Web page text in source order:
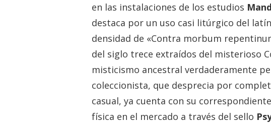
en las instalaciones de los estudios
destaca por un uso casi litúrgico del
densidad de «Contra morbum
del siglo trece extraídos del misterioso
misticismo ancestral verdaderamente
coleccionista, que desprecia por
casual, ya cuenta con su
física en el mercado a través del sello